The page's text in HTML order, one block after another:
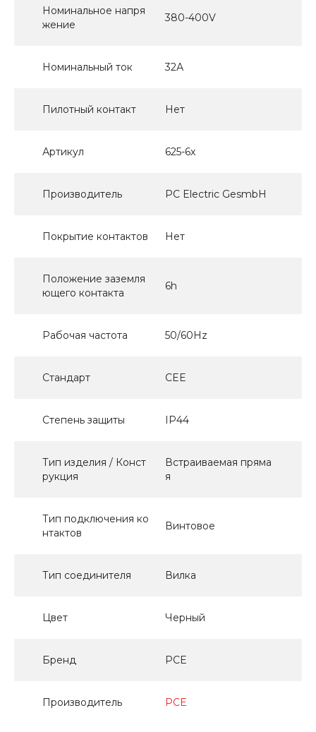
Номинальное напря
жение
380-400V
Номинальный ток 32А
Пилотный контакт Нет
Артикул 625-6x
Производитель PC Electric GesmbH
Покрытие контактов Нет
Положение заземля
ющего контакта
6h
Рабочая частота 50/60Hz
Стандарт CEE
Степень защиты IP44
Тип изделия / Конст
рукция
Встраиваемая пряма
я
Тип подключения ко
нтактов
Винтовое
Тип соединителя Вилка
Цвет Черный
Бренд PCE
Производитель PCE